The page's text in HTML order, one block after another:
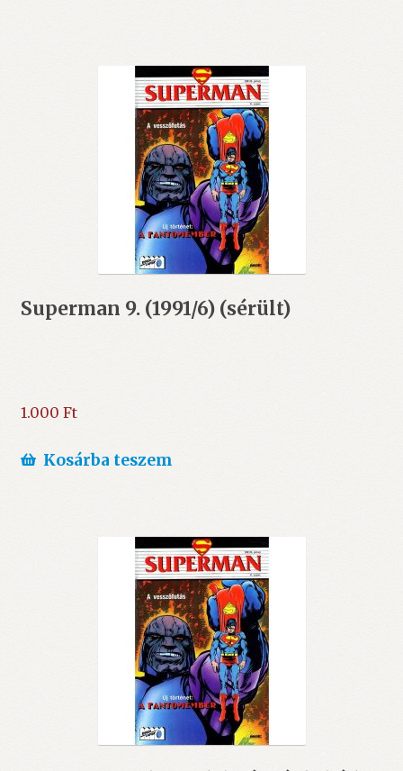
Superman 9. (1991/6) (sérült)
1.000 Ft
Kosárba teszem